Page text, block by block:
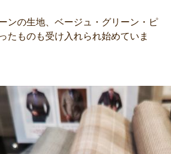
ンの生地、ベージュ・グリーン・ピ
たものも受け入れられ始めていま